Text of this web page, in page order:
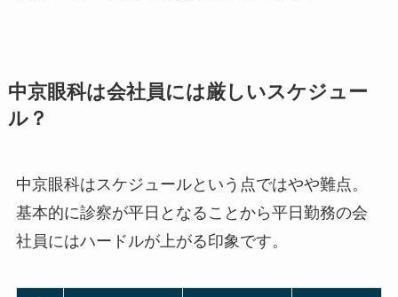
中京眼科は会社員には厳しいスケジュー
ル？
中京眼科はスケジュールという点ではやや難点。
基本的に診察が平日となることから平日勤務の会
社員にはハードルが上がる印象です。